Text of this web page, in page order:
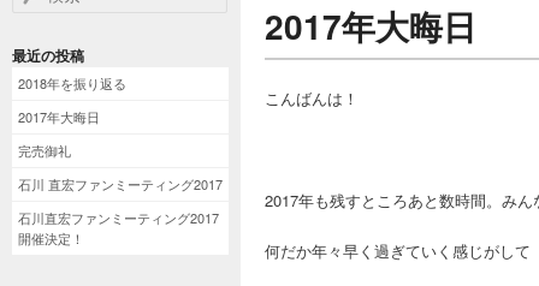
最近の投稿
2018年を振り返る
2017年大晦日
完売御礼
石川 直宏ファンミーティング2017
石川直宏ファンミーティング2017
開催決定！
2017年大晦日
こんばんは！
2017年も残すところあと数時間。み
何だか年々早く過ぎていく感じがして